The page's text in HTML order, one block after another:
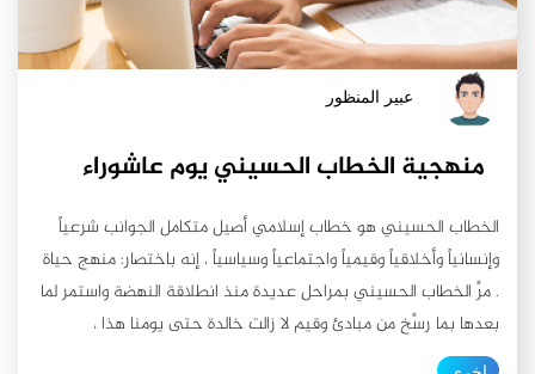
عبير المنظور
منهجية الخطاب الحسيني يوم عاشوراء
الخطاب الحسيني هو خطاب إسلامي أصيل متكامل الجوانب شرعياً
وإنسانياً وأخلاقياً وقيمياً واجتماعياً وسياسياً ، إنه باختصار: منهج حياة
. مرَّ الخطاب الحسيني بمراحل عديدة منذ انطلاقة النهضة واستمر لما
بعدها بما رسَّخ من مبادئ وقيم لا زالت خالدة حتى يومنا هذا ،
ولتشعّب مراحل الخطاب الحسيني وتنوّعها فلكل مرحلة من مراحله لها